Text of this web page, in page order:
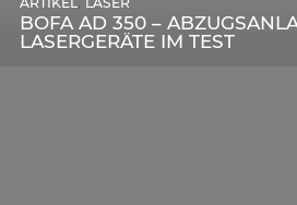
BOFA AD 350 –
LASERGERÄTE IM TEST
DIE BEDEUTENDSTEN
ERFOLGREICHEN
DIGITALEN ÄRA